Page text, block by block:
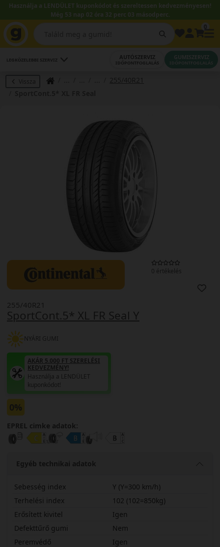
Használja a LENDÜLET kuponkódot és szereltessen kedvezményesen!
Még 53 nap 02 óra 32 perc 02 másodperc.
LEGKÖZELEBBI SZERVIZ AUTÓSZERVIZ
IDŐPONTFOGLALÁS
GUMISZERVIZ
IDŐPONTFOGLALÁS
Vissza
255/40R21
0 értékelés
SportCont.5* XL FR Seal Y
255/40R21
NYÁRI GUMI
AKÁR 5.000 FT SZERELÉSI
KEDVEZMÉNY!
Használja a LENDÜLET
kuponkódot!
0%
EPREL cimke adatok:
Egyéb technikai adatok
Sebesség index
Y (Y=300 km/h)
Terhelési index
102 (102=850kg)
Erősített kivitel
Igen
Defekttűrő gumi
Nem
Peremvédő
Igen